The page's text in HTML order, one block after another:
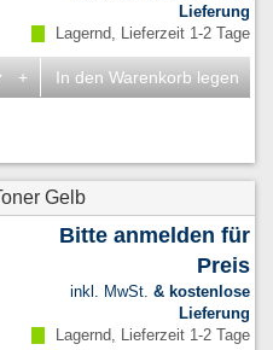
Lieferung
Lagernd, Lieferzeit 1-2 Tage
+ In den Warenkorb legen
Gelb
Bitte anmelden für
Preis
inkl. MwSt. & kostenlose
Lieferung
Lagernd, Lieferzeit 1-2 Tage